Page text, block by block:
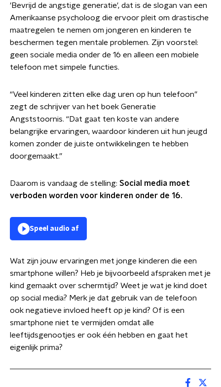
'Bevrijd de angstige generatie', dat is de slogan van een
Amerikaanse psycholoog die ervoor pleit om drastische
maatregelen te nemen om jongeren en kinderen te
beschermen tegen mentale problemen. Zijn voorstel:
geen sociale media onder de 16 en alleen een mobiele
telefoon met simpele functies.
“Veel kinderen zitten elke dag uren op hun telefoon”
zegt de schrijver van het boek Generatie
Angststoornis. “Dat gaat ten koste van andere
belangrijke ervaringen, waardoor kinderen uit hun jeugd
komen zonder de juiste ontwikkelingen te hebben
doorgemaakt.”
Daarom is vandaag de stelling: Social media moet
verboden worden voor kinderen onder de 16.
Speel audio af
Wat zijn jouw ervaringen met jonge kinderen die een
smartphone willen? Heb je bijvoorbeeld afspraken met je
kind gemaakt over schermtijd? Weet je wat je kind doet
op social media? Merk je dat gebruik van de telefoon
ook negatieve invloed heeft op je kind? Of is een
smartphone niet te vermijden omdat alle
leeftijdsgenootjes er ook één hebben en gaat het
eigenlijk prima?